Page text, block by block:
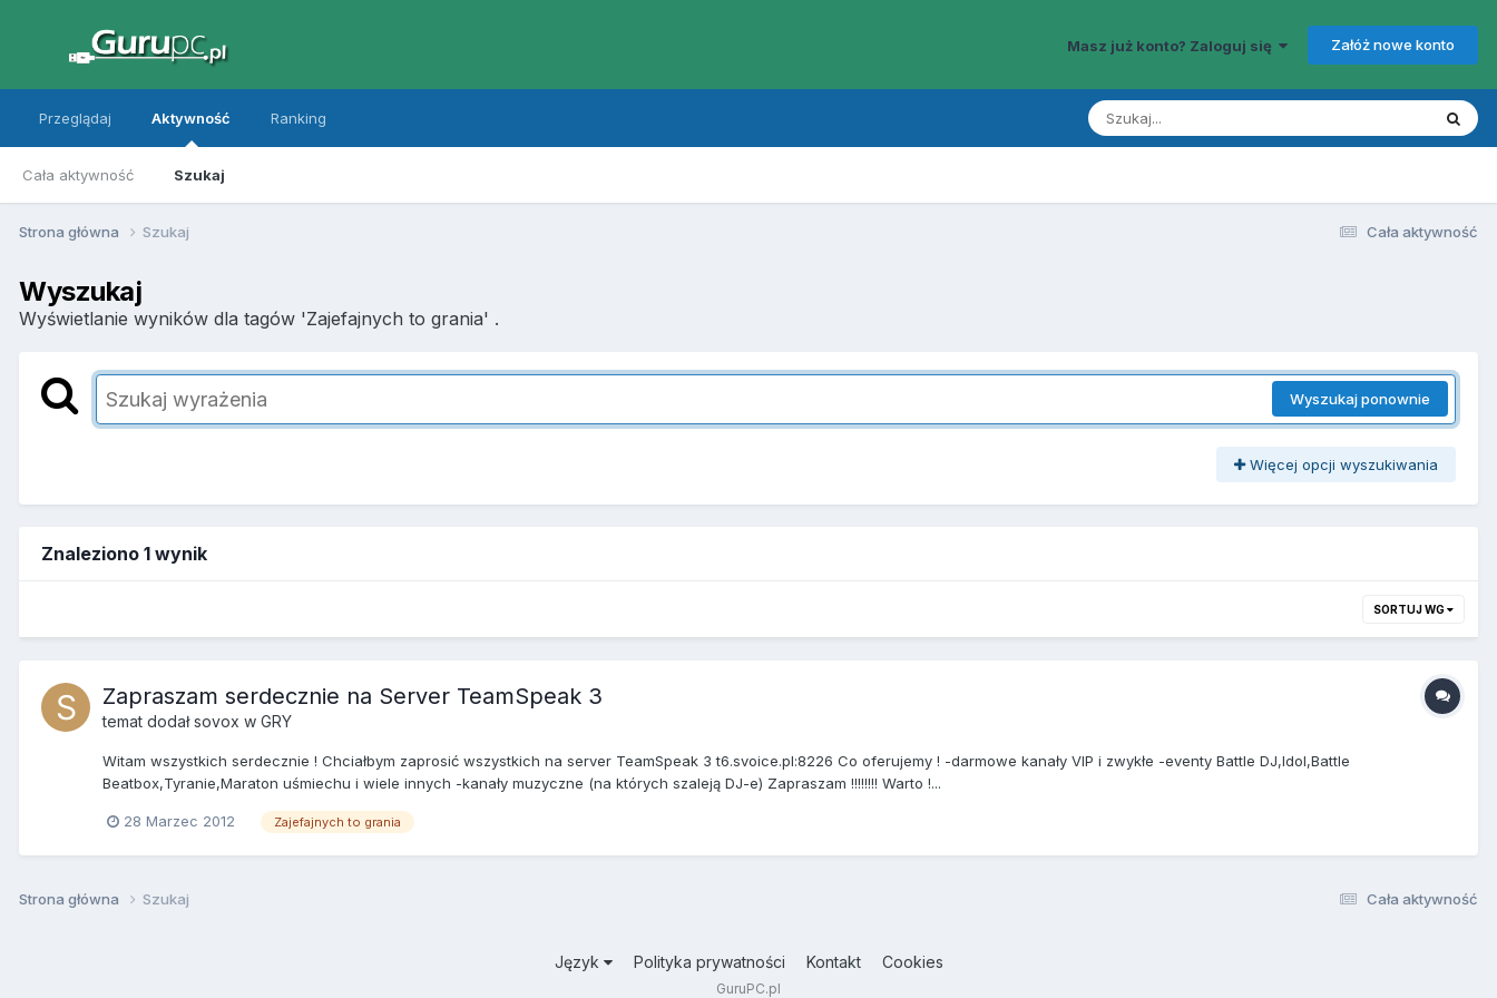
Masz już konto? Zaloguj się Załóż nowe konto
Przeglądaj Aktywność
Cała aktywność Szukaj
Ranking
Cała aktywność
Strona główna Szukaj
Wyszukaj
Wyświetlanie wyników dla tagów 'Zajefajnych to grania' .
Wyszukaj ponownie
Więcej opcji wyszukiwania
Znaleziono 1 wynik
SORTUJ WG
Zapraszam serdecznie na Server TeamSpeak 3
temat dodałsovox w GRY
Witam wszystkich serdecznie ! Chciałbym zaprosić wszystkich na server TeamSpeak 3 t6.svoice.pl:8226 Co oferujemy ! -darmowe kanały VIP i zwykłe -eventy Battle DJ,Idol,Battle
Beatbox,Tyranie,Maraton uśmiechu i wiele innych -kanały muzyczne (na których szaleją DJ-e) Zapraszam !!!!!!!! Warto !...
28 Marzec 2012 Zajefajnych to grania
Cała aktywność
Strona główna Szukaj
Język Polityka prywatności Kontakt Cookies
GuruPC.pl